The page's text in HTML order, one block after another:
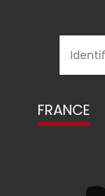
FRANCE